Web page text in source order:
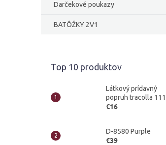
Darčekové poukazy
BATÔŽKY 2V1
Top 10 produktov
Látkový prídavný
popruh tracolla 111
€16
D-8580 Purple
€39